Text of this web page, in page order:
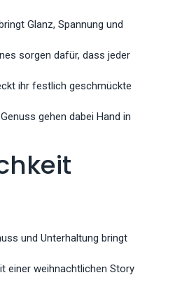
Glanz, Spannung und
sorgen dafür, dass jeder
ihr festlich geschmückte
gehen dabei Hand in
und Unterhaltung bringt
einer weihnachtlichen Story